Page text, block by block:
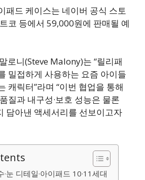
패드 케이스는 네이버 공식 스토
코 등에서 59,000원에 판매될 예
로니(Steve Malony)는 “릴리패
밀접하게 사용하는 요즘 아이들
캐릭터”라며 “이번 협업을 통해
질과 내구성·보호 성능은 물론
담아낸 액세서리를 선보이고자
눈 디테일·아이패드 10·11세대